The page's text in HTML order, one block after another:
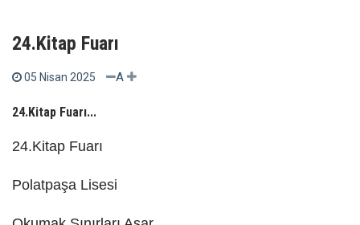
24.Kitap Fuarı
05 Nisan 2025 A
24.Kitap Fuarı...
24.Kitap Fuarı
Polatpaşa Lisesi